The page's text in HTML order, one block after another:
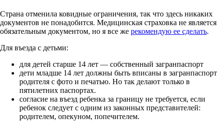
Страна отменила ковидные ограничения, так что здесь никаких
документов не понадобится. Медицинская страховка не является
обязательным документом, но я все же рекомендую ее сделать.
Для въезда с детьми:
для детей старше 14 лет — собственный загранпаспорт
дети младше 14 лет должны быть вписаны в загранпаспорт
родителя с фото и печатью. Но так делают только в
пятилетних паспортах.
согласие на въезд ребенка за границу не требуется, если
ребенок следует с одним из законных представителей:
родителем, опекуном, попечителем.